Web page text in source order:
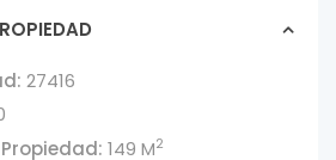
27416
149 M2